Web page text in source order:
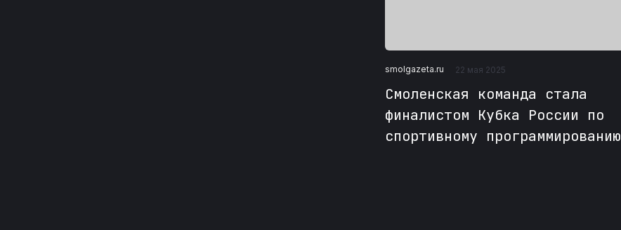
smolgazeta.ru 22 мая 2025
Смоленская команда стала
финалистом Кубка России по
спортивному программированию